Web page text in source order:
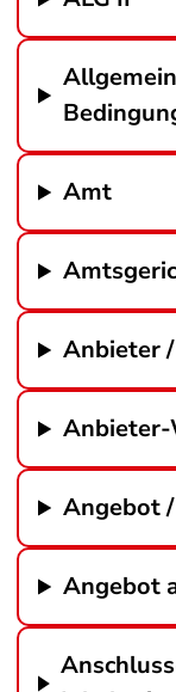
Amt
Anbieter
Anbieter-
Angebot
Angebot